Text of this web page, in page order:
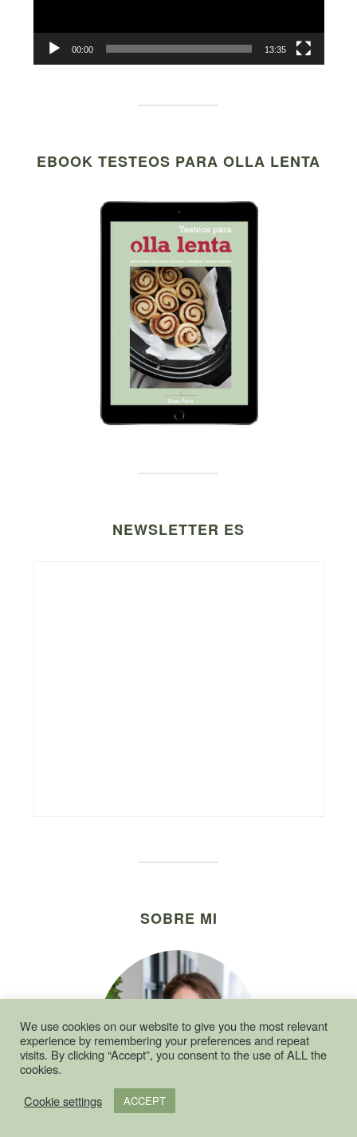
00:00 13:35
EBOOK TESTEOS PARA OLLA LENTA
NEWSLETTER ES
SOBRE MI
We use cookies on our website to give you the most relevant
experience by remembering your preferences and repeat
visits. By clicking “Accept”, you consent to the use of ALL the
cookies.
Cookie settings
ACCEPT